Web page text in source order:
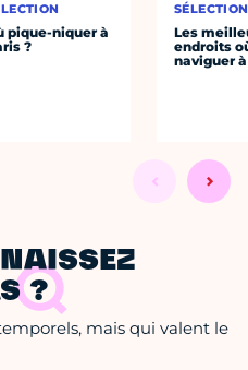
pique-niquer à
?
SÉLECTION
Les
endroits
naviguer
?
mais qui valent le